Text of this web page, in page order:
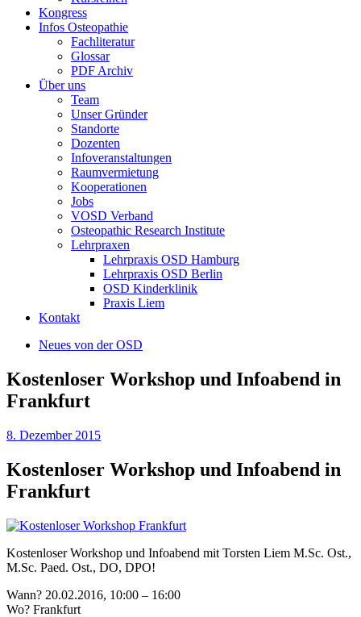
Kongress
Infos Osteopathie
Fachliteratur
Glossar
PDF Archiv
Über uns
Team
Unser Gründer
Standorte
Dozenten
Infoveranstaltungen
Raumvermietung
Kooperationen
Jobs
VOSD Verband
Osteopathic Research Institute
Lehrpraxen
Lehrpraxis OSD Hamburg
Lehrpraxis OSD Berlin
OSD Kinderklinik
Praxis Liem
Kontakt
Neues von der OSD
Kostenloser Workshop und Infoabend in
Frankfurt
8. Dezember 2015
Kostenloser Workshop und Infoabend in
Frankfurt
Kostenloser Workshop und Infoabend mit Torsten Liem M.Sc. Ost.,
M.Sc. Paed. Ost., DO, DPO!
Wann? 20.02.2016, 10:00 – 16:00
Wo? Frankfurt